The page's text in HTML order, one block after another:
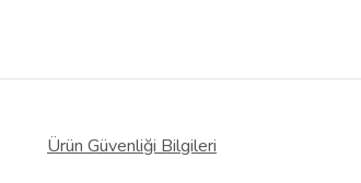
Ürün Güvenliği Bilgileri